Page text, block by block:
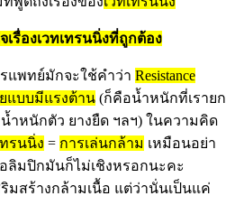
รื่องเวทเทรนนิ่งที่ถูกต้อง
แพทย์มักจะใช้คำว่า Resistance
แบบมีแรงต้าน (ก็คือน้ำหนักที่เรายก
น้ำหนักตัว ยางยืด ฯลฯ) ในความคิด
ทรนนิ่ง = การเล่นกล้าม เหมือนอย่า
ลิมปิกมันก็ไม่เชิงหรอกนะคะ
มสร้างกล้ามเนื้อ แต่ว่านั่นเป็นแค่